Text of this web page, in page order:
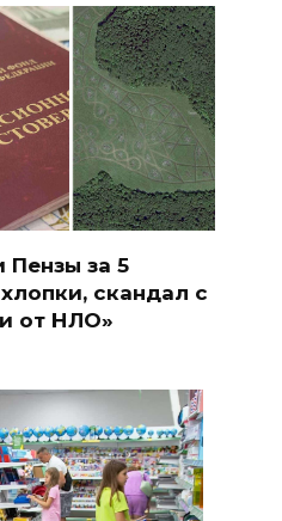
Пензы за 5
скандал с
от НЛО»